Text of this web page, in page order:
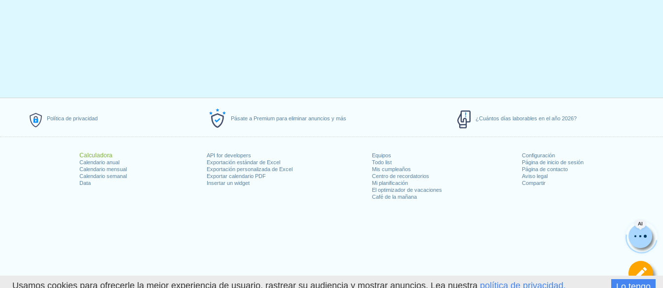
Usamos cookies para ofrecerle la mejor experiencia de usuario, rastrear su audiencia y mostrar anuncios. Lea nuestra política de privacidad.
Política de privacidad Pásate a Premium para eliminar anuncios y más ¿Cuántos días laborables en el año 2026?
Calculadora
Calendario anual
Calendario mensual
Calendario semanal
Data
API for developers
Exportación estándar de Excel
Exportación personalizada de Excel
Exportar calendario PDF
Insertar un widget
Equipos
Todo list
Mis cumpleaños
Centro de recordatorios
Mi planificación
El optimizador de vacaciones
Café de la mañana
Configuración
Página de inicio de sesión
Página de contacto
Aviso legal
Compartir
AI